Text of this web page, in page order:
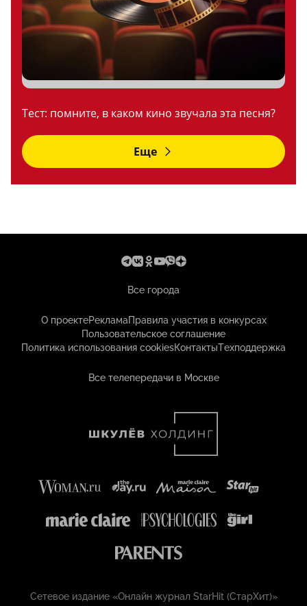
Тест: помните, в каком кино звучала эта песня?
Еще
Все города
О проектеРекламаПравила участия в конкурсах
Пользовательское соглашение
Политика использования cookiesКонтактыТехподдержка
Все телепередачи в Москве
Сетевое издание «Онлайн журнал StarHit (СтарХит)»